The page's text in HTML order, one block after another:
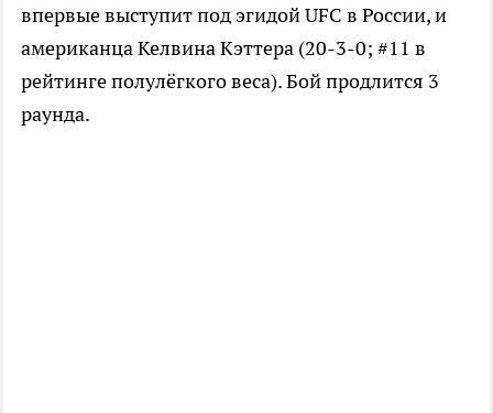
впервые выступит под эгидой UFC в России, и
американца Келвина Кэттера (20-3-0; #11 в
рейтинге полулёгкого веса). Бой продлится 3
раунда.